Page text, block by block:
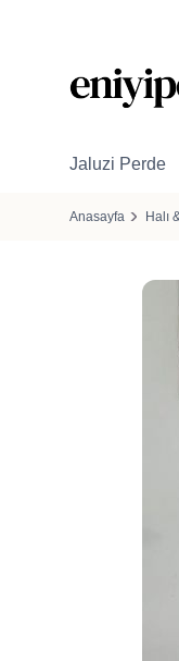
Jaluzi Perde
Anasayfa Halı